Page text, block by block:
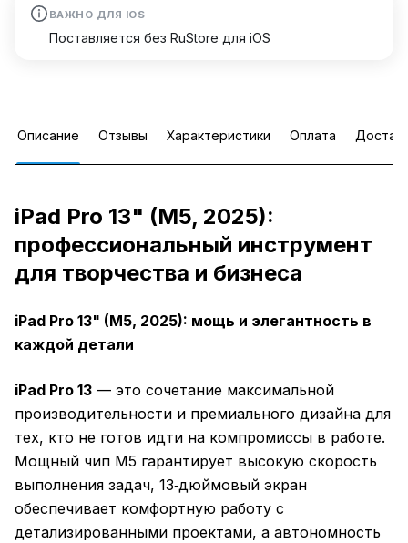
ВАЖНО ДЛЯ IOS
Поставляется без RuStore для iOS
Описание Отзывы Характеристики Оплата
iPad Pro 13" (M5, 2025):
профессиональный инструмент
для творчества и бизнеса
iPad Pro 13" (M5, 2025): мощь и элегантность в
каждой детали
iPad Pro 13 — это сочетание максимальной
производительности и премиального дизайна для
тех, кто не готов идти на компромиссы в работе.
Мощный чип M5 гарантирует высокую скорость
выполнения задач, 13‑дюймовый экран
обеспечивает комфортную работу с
детализированными проектами, а автономность